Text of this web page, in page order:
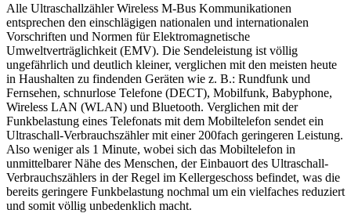
Alle Ultraschallzähler Wireless M-Bus Kommunikationen
entsprechen den einschlägigen nationalen und internationalen
Vorschriften und Normen für Elektromagnetische
Umweltverträglichkeit (EMV). Die Sendeleistung ist völlig
ungefährlich und deutlich kleiner, verglichen mit den meisten heute
in Haushalten zu findenden Geräten wie z. B.: Rundfunk und
Fernsehen, schnurlose Telefone (DECT), Mobilfunk, Babyphone,
Wireless LAN (WLAN) und Bluetooth. Verglichen mit der
Funkbelastung eines Telefonats mit dem Mobiltelefon sendet ein
Ultraschall-Verbrauchszähler mit einer 200fach geringeren Leistung.
Also weniger als 1 Minute, wobei sich das Mobiltelefon in
unmittelbarer Nähe des Menschen, der Einbauort des Ultraschall-
Verbrauchszählers in der Regel im Kellergeschoss befindet, was die
bereits geringere Funkbelastung nochmal um ein vielfaches reduziert
und somit völlig unbedenklich macht.